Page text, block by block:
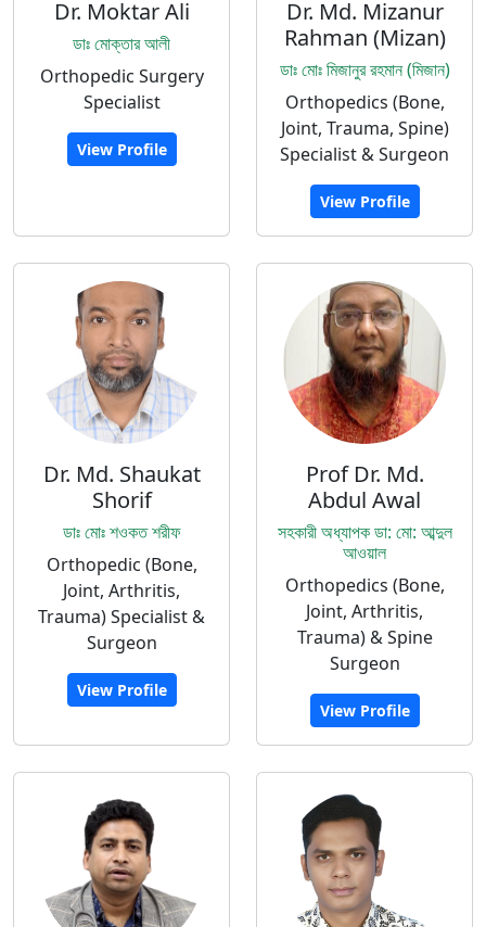
Dr. Moktar Ali
ডাঃ মোক্তার আলী
Orthopedic Surgery
Specialist
View Profile
Dr. Md. Mizanur
Rahman (Mizan)
ডাঃ মোঃ মিজানুর রহমান (মিজান)
Orthopedics (Bone,
Joint, Trauma, Spine)
Specialist & Surgeon
View Profile
Dr. Md. Shaukat
Shorif
ডাঃ মোঃ শওকত শরীফ
Orthopedic (Bone,
Joint, Arthritis,
Trauma) Specialist &
Surgeon
View Profile
Prof Dr. Md.
Abdul Awal
সহকারী অধ্যাপক ডা: মো: আব্দুল
আওয়াল
Orthopedics (Bone,
Joint, Arthritis,
Trauma) & Spine
Surgeon
View Profile